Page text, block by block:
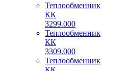
Теплообменник
КК
3299.000
Теплообменник
КК
3309.000
Теплообменник